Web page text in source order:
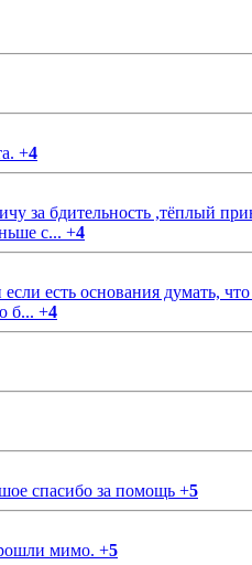
+4
за бдительность ,тёплый
с... +4
есть основания думать,
б... +4
спасибо за помощь +5
мимо. +5